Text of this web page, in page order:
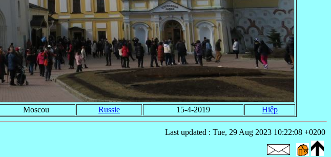
Moscou Russie 15-4-2019 Hiệp
Last updated : Tue, 29 Aug 2023 10:22:08 +0200